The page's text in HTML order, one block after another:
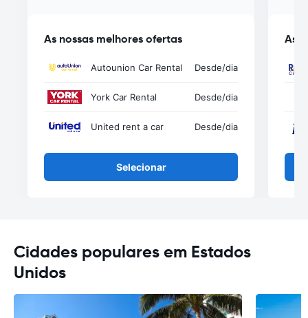
As nossas melhores ofertas
Autounion Car Rental Desde/dia
York Car Rental Desde/dia
United rent a car Desde/dia
Selecionar
As
Cidades populares em Estados
Unidos